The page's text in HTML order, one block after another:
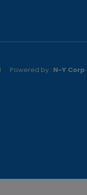
Powered by : N-Y Corp